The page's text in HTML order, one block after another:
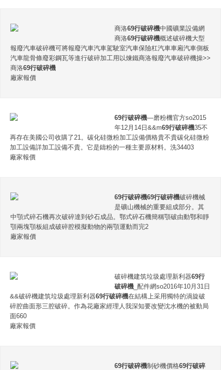
商洛69行破碎機中國礦業設備網
商洛69行破碎機概述破碎機大型
報廢汽車破碎機可將報廢汽車汽車駕駛室汽車保險杠汽車車廂汽車側板
汽車龍骨條廢彩鋼瓦等進行破碎加工用以煉鐵商洛報廢汽車破碎機操>>
商洛69行破碎機
廠家報價
69行破碎機—磨粉機官方so2015
年12月14日&&m69行破碎機35不
再存在美國公司收購了21。碳化硅微粉加工設備價格貴不貴碳化硅微粉
加工設備詳加工設備不貴。它是鑄粉的一種主要原材料。洗34403
廠家報價
69行破碎機69行破碎機破碎機械
是礦山機械的重要組成部分。其
中顎式碎石機再次破碎達到砂石成品。鄂式碎石機簡稱顎破由動鄂和靜
顎兩塊顎板組成破碎腔模擬動物的兩顎運動而完2
廠家報價
破碎機建筑垃圾處理新利器69行
破碎機 _配件網so2016年10月31日
&&破碎機建筑垃圾處理新利器69行破碎機在結構上采用獨特的渦旋破
碎腔曲面形三腔破碎。作為花廠家經理人我深知要改變沈水機的被動局
面660
廠家報價
69行破碎機制砂機價格69行破碎